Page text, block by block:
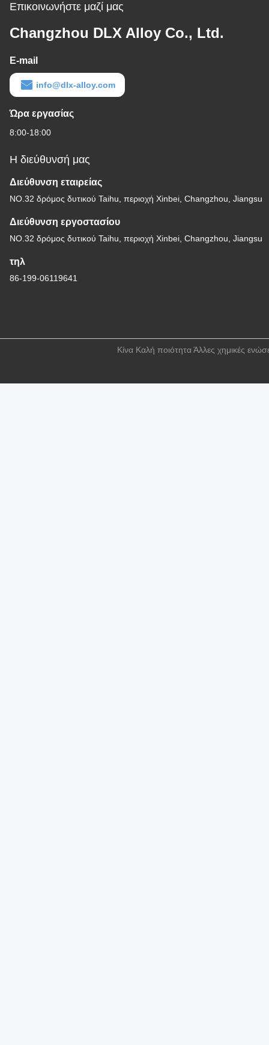
Επικοινωνήστε μαζί μας
Changzhou DLX Alloy Co., Ltd.
E-mail
info@dlx-alloy.com
Ώρα εργασίας
8:00-18:00
Η διεύθυνσή μας
Διεύθυνση εταιρείας
NO.32 δρόμος δυτικού Taihu, περιοχή Xinbei, Changzhou, Jiangsu
Διεύθυνση εργοστασίου
NO.32 δρόμος δυτικού Taihu, περιοχή Xinbei, Changzhou, Jiangsu
τηλ
86-199-06119641
Κίνα Καλή ποιότητα Άλλες χημικές